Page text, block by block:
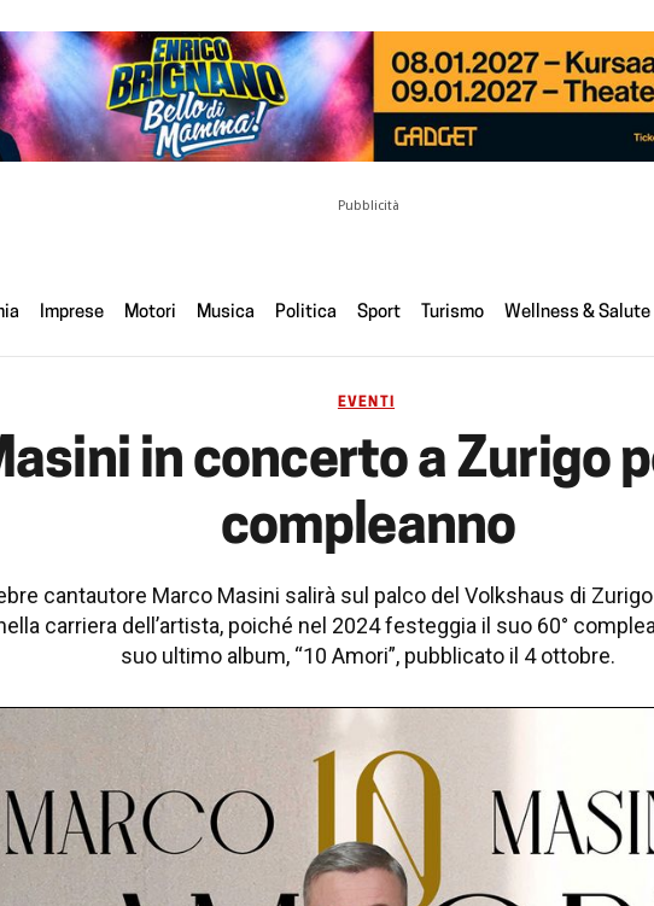
Pubblicità
Imprese Motori Musica Politica Sport Turismo Wellness & Salute
EVENTI
in concerto a Zurigo
compleanno
cantautore Marco Masini salirà sul palco del Volkshaus di
carriera dell’artista, poiché nel 2024 festeggia il suo 60°
suo ultimo album, “10 Amori”, pubblicato il 4 ottobre.